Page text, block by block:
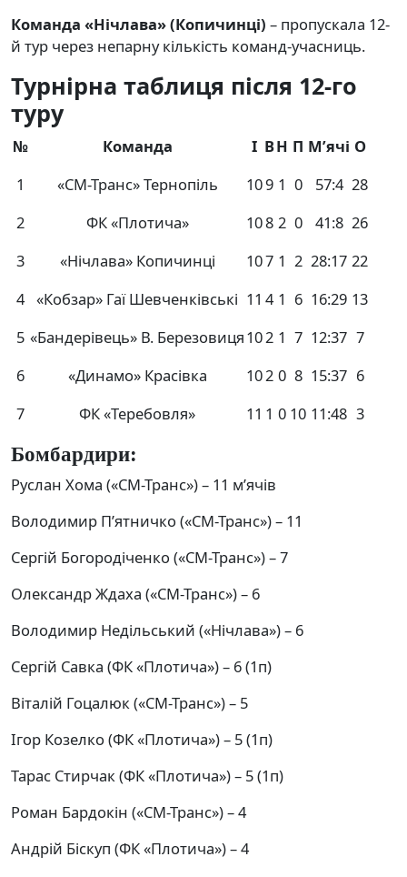
Команда «Нічлава» (Копичинці) – пропускала 12-
й тур через непарну кількість команд-учасниць.
Турнірна таблиця після 12-го
туру
№ Команда І ВН П М’ячі О
1
«СМ-Транс» Тернопіль 109 1 0 57:4 28
2
ФК «Плотича» 108 2 0 41:8 26
3
«Нічлава» Копичинці 107 1 2 28:17 22
4 «Кобзар» Гаї Шевченківські 11 4 1 6 16:29 13
5 «Бандерівець» В. Березовиця102 1 7 12:37 7
6
«Динамо» Красівка 102 0 8 15:37 6
7
ФК «Теребовля» 11 1 0 10 11:48 3
Бомбардири:
Руслан Хома («СМ-Транс») – 11 м’ячів
Володимир П’ятничко («СМ-Транс») – 11
Сергій Богородіченко («СМ-Транс») – 7
Олександр Ждаха («СМ-Транс») – 6
Володимир Недільський («Нічлава») – 6
Сергій Савка (ФК «Плотича») – 6 (1п)
Віталій Гоцалюк («СМ-Транс») – 5
Ігор Козелко (ФК «Плотича») – 5 (1п)
Тарас Стирчак (ФК «Плотича») – 5 (1п)
Роман Бардокін («СМ-Транс») – 4
Андрій Біскуп (ФК «Плотича») – 4